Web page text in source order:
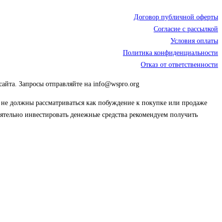
Договор публичной оферты
Согласие с рассылкой
Условия оплаты
Политика конфиденциальности
Отказ от ответственности
Запросы отправляйте на info@wspro.org
должны рассматриваться как побуждение к покупке или продаже
инвестировать денежные средства рекомендуем получить